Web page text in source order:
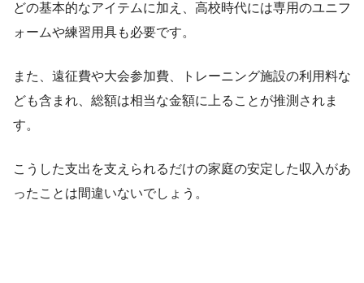
どの基本的なアイテムに加え、高校時代には専用のユニフ
ォームや練習用具も必要です。
また、遠征費や大会参加費、トレーニング施設の利用料な
ども含まれ、総額は相当な金額に上ることが推測されま
す。
こうした支出を支えられるだけの家庭の安定した収入があ
ったことは間違いないでしょう。